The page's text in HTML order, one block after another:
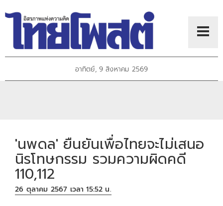
อาทิตย์, 9 สิงหาคม 2569
'นพดล' ยืนยันเพื่อไทยจะไม่เสนอ
นิรโทษกรรม รวมความผิดคดี
110,112
26 ตุลาคม 2567 เวลา 15:52 น.